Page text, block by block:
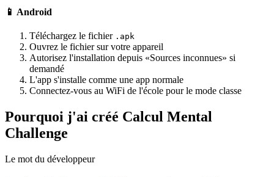
📱 Android
Téléchargez le fichier .apk
Ouvrez le fichier sur votre appareil
Autorisez l'installation depuis «Sources inconnues» si
demandé
L'app s'installe comme une app normale
Connectez-vous au WiFi de l'école pour le mode classe
Pourquoi j'ai créé Calcul Mental
Challenge
Le mot du développeur